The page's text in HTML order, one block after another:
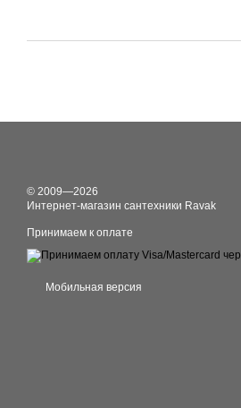
© 2009—2026
Интернет-магазин сантехники Ravak
Принимаем к оплате
Мобильная версия